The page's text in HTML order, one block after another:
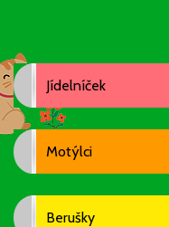
Jídelníček
Motýlci
Berušky